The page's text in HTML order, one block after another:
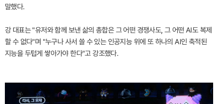
말했다.
강 대표는 "유저와 함께 보낸 삶의 총합은 그 어떤 경쟁사도, 그 어떤 AI도 복제
할 수 없다"며 "누구나 사서 쓸 수 있는 인공지능 위에 또 하나의 AI인 축적된
지능을 두텁게 쌓아가야 한다"고 강조했다.